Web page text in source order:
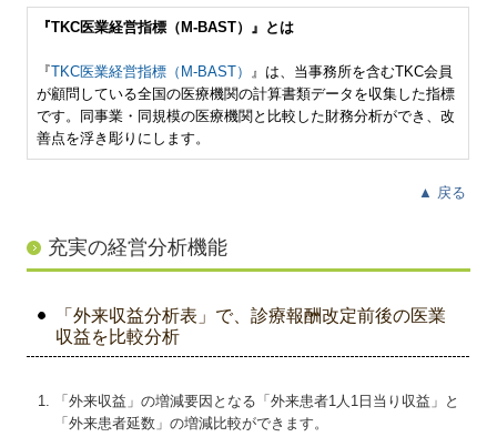
『TKC医業経営指標（M-BAST）』とは
『TKC医業経営指標（M-BAST）
』は、当事務所を含むTKC会員
が顧問している全国の医療機関の計算書類データを収集した指標
です。同事業・同規模の医療機関と比較した財務分析ができ、改
善点を浮き彫りにします。
▲ 戻る
充実の経営分析機能
「外来収益分析表」で、診療報酬改定前後の医業
収益を比較分析
「外来収益」の増減要因となる「外来患者1人1日当り収益」と
「外来患者延数」の増減比較ができます。